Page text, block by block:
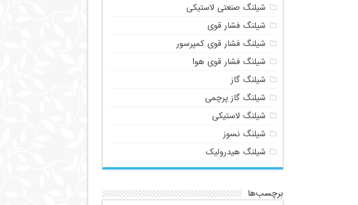
شیلنگ صنعتی لاستیکی
شیلنگ فشار قوی
شیلنگ فشار قوی کمپرسور
شیلنگ فشار قوی هوا
شیلنگ گاز
شیلنگ گاز پرچمی
شیلنگ لاستیکی
شیلنگ نسوز
شیلنگ هیدرولیک
برچسب‌ها